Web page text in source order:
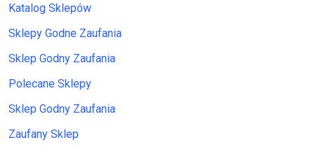
Katalog Sklepów
Sklepy Godne Zaufania
Sklep Godny Zaufania
Polecane Sklepy
Sklep Godny Zaufania
Zaufany Sklep